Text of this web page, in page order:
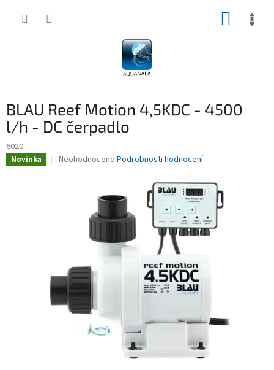
BLAU Reef Motion 4,5KDC - 4500
l/h - DC čerpadlo
6020
Novinka
Průměrné
hvězdiček.
Neohodnoceno Podrobnosti hodnocení